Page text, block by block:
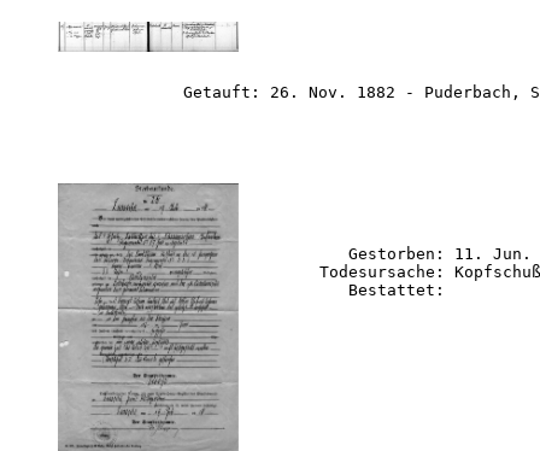
Getauft: 26. Nov. 1882 - Puderbach,
Gestorben: 11.
        Todesursache: Kopfschuß